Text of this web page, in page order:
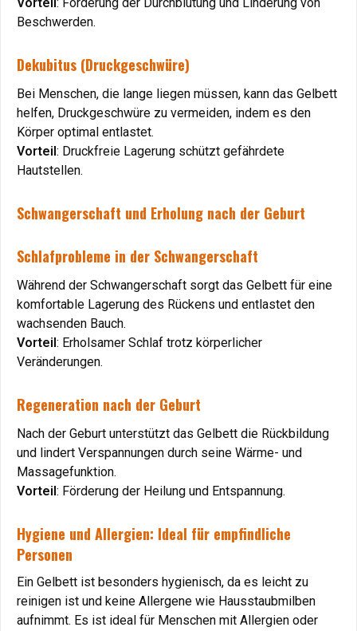
Beschwerden.
Dekubitus (Druckgeschwüre)
Bei Menschen, die lange liegen müssen, kann das Gelbett
helfen, Druckgeschwüre zu vermeiden, indem es den
Körper optimal entlastet.
Vorteil: Druckfreie Lagerung schützt gefährdete
Hautstellen.
Schwangerschaft und Erholung nach der Geburt
Schlafprobleme in der Schwangerschaft
Während der Schwangerschaft sorgt das Gelbett für eine
komfortable Lagerung des Rückens und entlastet den
wachsenden Bauch.
Vorteil: Erholsamer Schlaf trotz körperlicher
Veränderungen.
Regeneration nach der Geburt
Nach der Geburt unterstützt das Gelbett die Rückbildung
und lindert Verspannungen durch seine Wärme- und
Massagefunktion.
Vorteil: Förderung der Heilung und Entspannung.
Hygiene und Allergien: Ideal für empfindliche
Personen
Ein Gelbett ist besonders hygienisch, da es leicht zu
reinigen ist und keine Allergene wie Hausstaubmilben
aufnimmt. Es ist ideal für Menschen mit Allergien oder
Beschwerden.
Dekubitus (Druckgeschwüre)
Bei Menschen, die lange liegen müssen, kann das Gelbett
helfen, Druckgeschwüre zu vermeiden, indem es den
Körper optimal entlastet.
Vorteil: Druckfreie Lagerung schützt gefährdete
Hautstellen.
Schwangerschaft und Erholung nach der Geburt
Schlafprobleme in der Schwangerschaft
Während der Schwangerschaft sorgt das Gelbett für eine
komfortable Lagerung des Rückens und entlastet den
wachsenden Bauch.
Vorteil: Erholsamer Schlaf trotz körperlicher
Veränderungen.
Regeneration nach der Geburt
Nach der Geburt unterstützt das Gelbett die Rückbildung
und lindert Verspannungen durch seine Wärme- und
Massagefunktion.
Vorteil: Förderung der Heilung und Entspannung.
Hygiene und Allergien: Ideal für empfindliche
Personen
Ein Gelbett ist besonders hygienisch, da es leicht zu
reinigen ist und keine Allergene wie Hausstaubmilben
aufnimmt. Es ist ideal für Menschen mit Allergien oder